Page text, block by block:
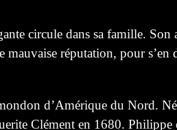
circule dans sa famille. Son
réputation, pour s’en
d’Amérique du Nord.
Clément en 1680. Philippe